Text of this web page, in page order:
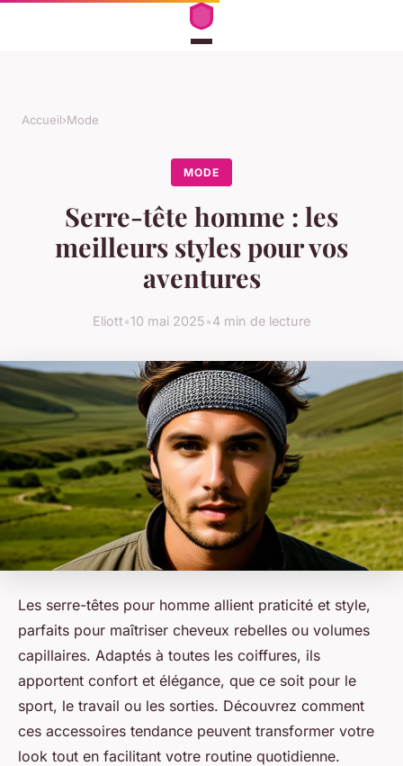
Accueil›Mode
MODE
Serre-tête homme : les
meilleurs styles pour vos
aventures
Eliott•10 mai 2025•4 min de lecture
Les serre-têtes pour homme allient praticité et style,
parfaits pour maîtriser cheveux rebelles ou volumes
capillaires. Adaptés à toutes les coiffures, ils
apportent confort et élégance, que ce soit pour le
sport, le travail ou les sorties. Découvrez comment
ces accessoires tendance peuvent transformer votre
look tout en facilitant votre routine quotidienne.